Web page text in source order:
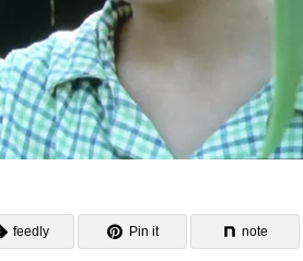
feedly Pin it note